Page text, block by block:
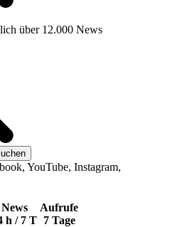
über 12.000 News
YouTube, Instagram,
News
h / 7 T
Aufrufe
7 Tage